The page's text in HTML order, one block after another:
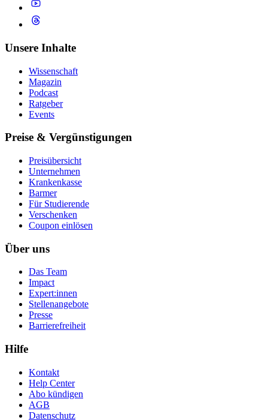
Unsere Inhalte
Wissenschaft
Magazin
Podcast
Ratgeber
Events
Preise & Vergünstigungen
Preisübersicht
Unternehmen
Krankenkasse
Barmer
Für Studierende
Ver­schen­ken
Coupon einlösen
Über uns
Das Team
Impact
Expert:innen
Stellenangebote
Presse
Barrierefreiheit
Hilfe
Kontakt
Help Center
Abo kündigen
AGB
Datenschutz